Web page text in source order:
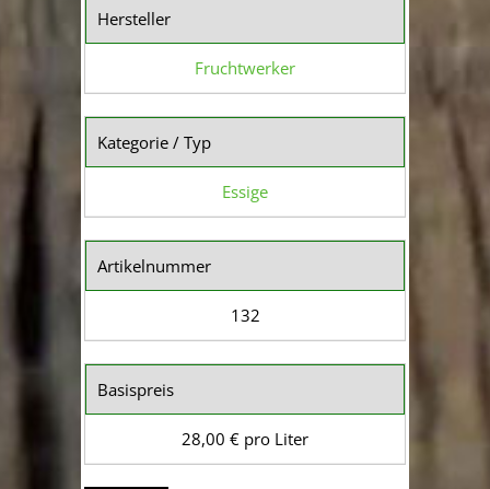
Hersteller
Fruchtwerker
Kategorie / Typ
Essige
Artikelnummer
132
Basispreis
28,00 € pro Liter